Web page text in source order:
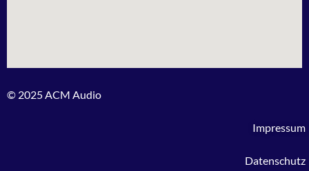
© 2025 ACM Audio
Impressum
Datenschutz